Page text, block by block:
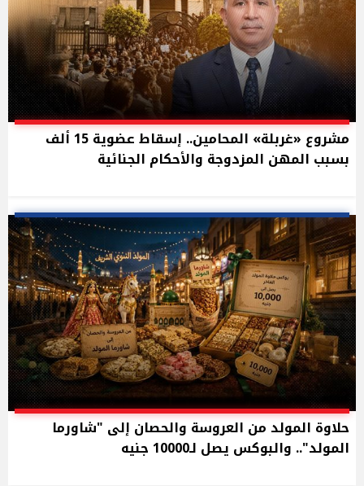
مشروع «غربلة» المحامين.. إسقاط عضوية 15 ألف
بسبب المهن المزدوجة والأحكام الجنائية
حلاوة المولد من العروسة والحصان إلى "شاورما
المولد".. والبوكس يصل لـ10000 جنيه